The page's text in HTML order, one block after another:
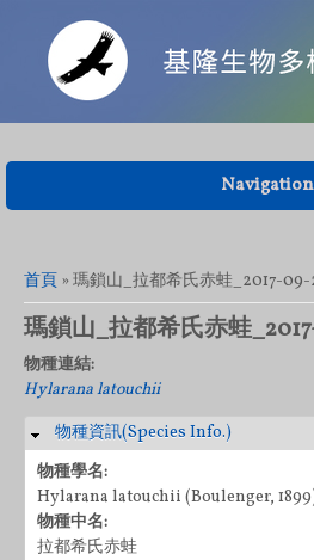
Navigation
您在這裡
首頁 » 瑪鎖山_拉都希氏赤蛙_2017-
瑪鎖山_拉都希氏赤蛙
物種連結:
Hylarana latouchii
隱藏
物種資訊(Species Info.)
物種學名:
Hylarana latouchii (Boulenger,
物種中名:
拉都希氏赤蛙